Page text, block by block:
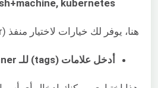
kubernetes:
هنا، يوفر لك خيارات لاختيار منفذ (executor) لتشغيل المهام. أدخل
أدخل علامات (tags) للـ runner (مفصولة بفواصل):